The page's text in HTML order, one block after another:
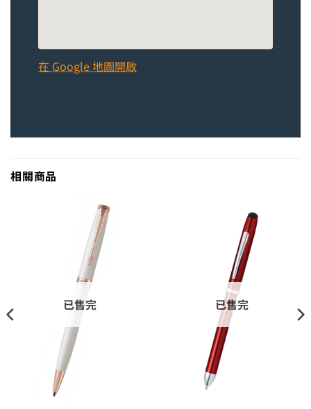
在 Google 地圖開啟
相關商品
已售完 已售完